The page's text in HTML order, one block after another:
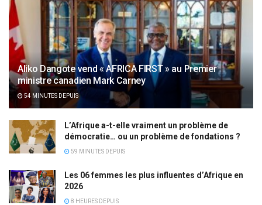
Aliko Dangote vend « AFRICA FIRST » au Premier
ministre canadien Mark Carney
54 MINUTES DEPUIS
L’Afrique a-t-elle vraiment un problème de
démocratie… ou un problème de fondations ?
59 MINUTES DEPUIS
Les 06 femmes les plus influentes d’Afrique en
2026
8 HEURES DEPUIS